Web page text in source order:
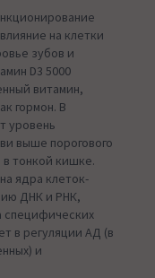
на клетки
зубов и
D3 5000
витамин,
гормон. В
уровень
выше порогового
тонкой кишке.
ядра клеток-
ДНК и РНК,
специфических
в регуляции АД (в
и